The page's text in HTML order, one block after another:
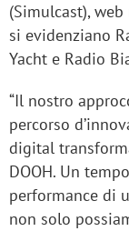
(Simulcast),
si evidenziano
Yacht e Radio
“Il nostro
percorso
digital
DOOH. Un
performance di
non solo